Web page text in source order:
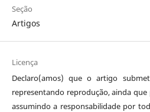
Seção
Artigos
Licença
Declaro(amos) que o artigo
representando reprodução, ainda que
assumindo a responsabilidade por